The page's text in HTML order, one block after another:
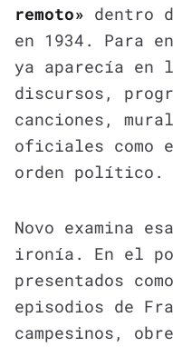
remoto» dentro
en 1934. Para
ya aparecía en
discursos,
canciones,
oficiales como
orden político.
Novo examina
ironía. En el
presentados
episodios de
campesinos,